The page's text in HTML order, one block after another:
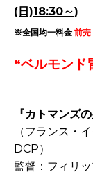
(日)18:30～)
※全国均一料金 前
“ベルモンド
『カトマンズの
（フランス・
DCP）
監督：フィリ